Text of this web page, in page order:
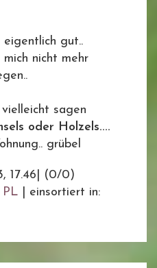
gut..
nicht mehr
sagen
oder Holzels....
grübel
17.46
(0/0)
PL einsortiert in: